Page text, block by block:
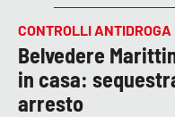
CONTROLLI
Belvedere
in casa:
arresto